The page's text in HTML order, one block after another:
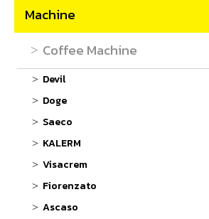
Machine
Coffee Machine
Devil
Doge
Saeco
KALERM
Visacrem
Fiorenzato
Ascaso